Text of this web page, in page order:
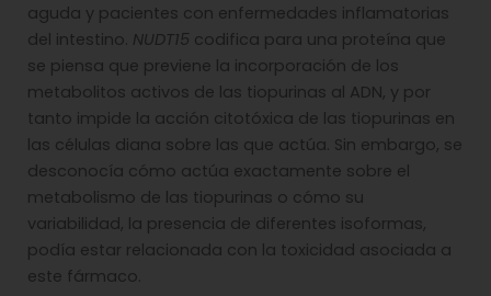
aguda y pacientes con enfermedades inflamatorias
del intestino. NUDT15 codifica para una proteína que
se piensa que previene la incorporación de los
metabolitos activos de las tiopurinas al ADN, y por
tanto impide la acción citotóxica de las tiopurinas en
las células diana sobre las que actúa. Sin embargo, se
desconocía cómo actúa exactamente sobre el
metabolismo de las tiopurinas o cómo su
variabilidad, la presencia de diferentes isoformas,
podía estar relacionada con la toxicidad asociada a
este fármaco.